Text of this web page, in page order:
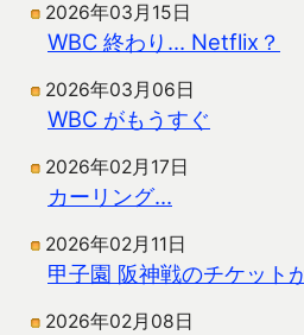
2026年03月15日
WBC 終わり… Netflix？
2026年03月06日
WBC がもうすぐ
2026年02月17日
カーリング…
2026年02月11日
甲子園 阪神戦のチケット
2026年02月08日